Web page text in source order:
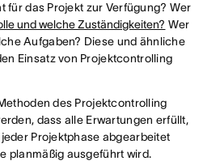
für das Projekt zur Verfügung? Wer
und welche Zuständigkeiten? Wer
Aufgaben? Diese und ähnliche
Einsatz von Projektcontrolling
des Projektcontrolling
dass alle Erwartungen erfüllt,
Projektphase abgearbeitet
planmäßig ausgeführt wird.